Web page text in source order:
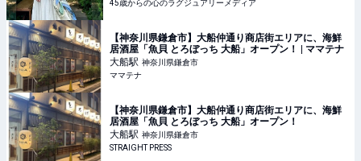
45歳からの心のラグジュアリーメディア
【神奈川県鎌倉市】大船仲通り商店街エリアに、海鮮
居酒屋「魚貝 とろぼっち 大船」オープン！ | ママテナ
大船駅 神奈川県鎌倉市
ママテナ
【神奈川県鎌倉市】大船仲通り商店街エリアに、海鮮
居酒屋「魚貝 とろぼっち 大船」オープン！
大船駅 神奈川県鎌倉市
STRAIGHT PRESS